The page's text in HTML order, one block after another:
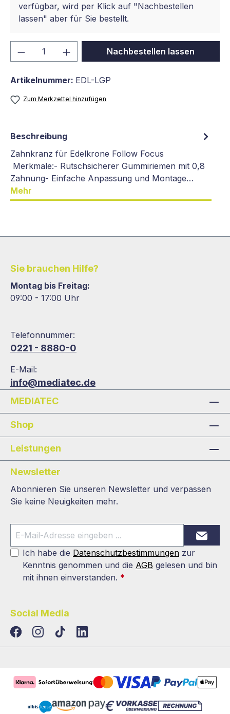
verfügbar, wird per Klick auf "Nachbestellen
lassen" aber für Sie bestellt.
Produkt Anzahl: Gib denNachbestellen lassen
Artikelnummer: EDL-LGP
Zum Merkzettel hinzufügen
Beschreibung
Zahnkranz für Edelkrone Follow Focus
Merkmale:- Rutschsicherer Gummiriemen mit 0,8
Zahnung- Einfache Anpassung und Montage…
Mehr
Sie brauchen Hilfe?
Montag bis Freitag:
09:00 - 17:00 Uhr
Telefonnummer:
0221 - 8880-0
E-Mail:
info@mediatec.de
MEDIATEC
Shop
Leistungen
Newsletter
Abonnieren Sie unseren Newsletter und verpassen
Sie keine Neuigkeiten mehr.
Ich habe die Datenschutzbestimmungen zur
Kenntnis genommen und die AGB gelesen und bin
mit ihnen einverstanden. *
Social Media
TikTokLinkedIn